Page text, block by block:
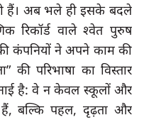
हैं। अब भले ही इसके बदले
रिकॉर्ड वाले श्वेत पुरुष
कंपनियों ने अपने काम की
” की परिभाषा का विस्तार
है: वे न केवल स्कूलों और
, बल्कि पहल, दृढ़ता और